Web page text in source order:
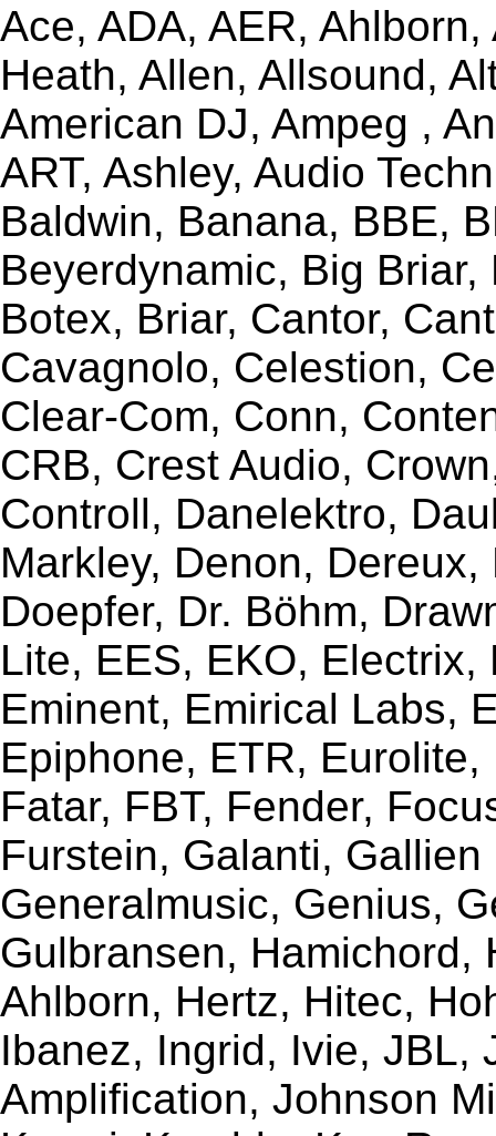
Ace, ADA, AER,
Heath, Allen, Allsound,
American DJ, Ampeg ,
ART, Ashley, Audio
Baldwin, Banana, BBE,
Beyerdynamic, Big
Botex, Briar, Cantor,
Cavagnolo, Celestion,
Clear-Com, Conn,
CRB, Crest Audio,
Controll, Danelektro,
Markley, Denon,
Doepfer, Dr. Böhm,
Lite, EES, EKO,
Eminent, Emirical Labs,
Epiphone, ETR,
Fatar, FBT, Fender,
Furstein, Galanti,
Generalmusic, Genius,
Gulbransen, Hamichord,
Ahlborn, Hertz, Hitec,
Ibanez, Ingrid, Ivie, JBL,
Amplification, Johnson